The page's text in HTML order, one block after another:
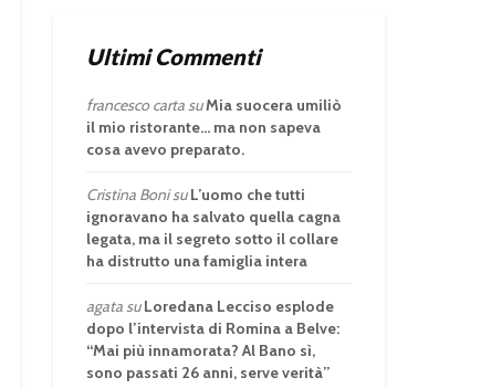
Ultimi Commenti
francesco cartasuMia suocera umiliò
il mio ristorante… ma non sapeva
cosa avevo preparato.
Cristina BonisuL’uomo che tutti
ignoravano ha salvato quella cagna
legata, ma il segreto sotto il collare
ha distrutto una famiglia intera
agatasuLoredana Lecciso esplode
dopo l’intervista di Romina a Belve:
“Mai più innamorata? Al Bano sì,
sono passati 26 anni, serve verità”